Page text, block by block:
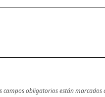
próxima
campos obligatorios están marcados